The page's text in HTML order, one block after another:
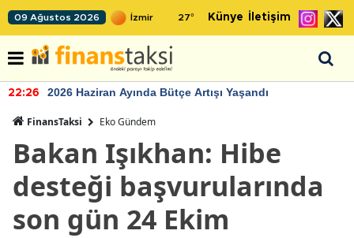
09 Ağustos 2026 27° Künye İletişim
22:26 2026 Haziran Ayında Bütçe Artışı Yaşandı
FinansTaksi Eko Gündem
Bakan Işıkhan: Hibe
desteği başvurularında
son gün 24 Ekim